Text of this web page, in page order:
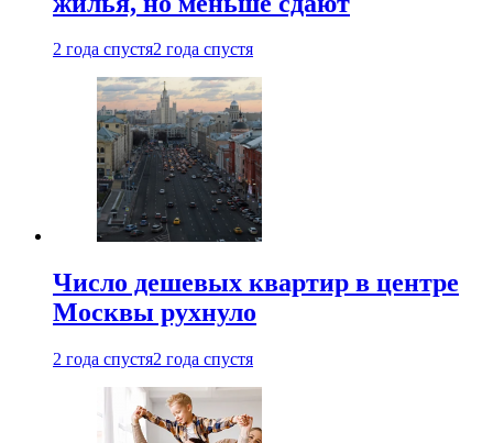
2 года спустя2 года спустя
Число дешевых квартир в центре
Москвы рухнуло
2 года спустя2 года спустя